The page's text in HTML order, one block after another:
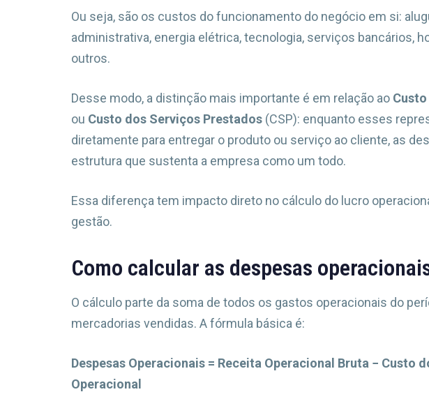
Ou seja, são os custos do funcionamento do negócio em si:
administrativa, energia elétrica, tecnologia, serviços bancários,
outros.
Desse modo, a distinção mais importante é em relação ao
ou Custo dos Serviços Prestados (CSP): enquanto esses
diretamente para entregar o produto ou serviço ao cliente, as
estrutura que sustenta a empresa como um todo.
Essa diferença tem impacto direto no cálculo do lucro
gestão.
Como calcular as despesas
O cálculo parte da soma de todos os gastos operacionais do
mercadorias vendidas. A fórmula básica é:
Despesas Operacionais = Receita Operacional Bruta − Custo
Operacional